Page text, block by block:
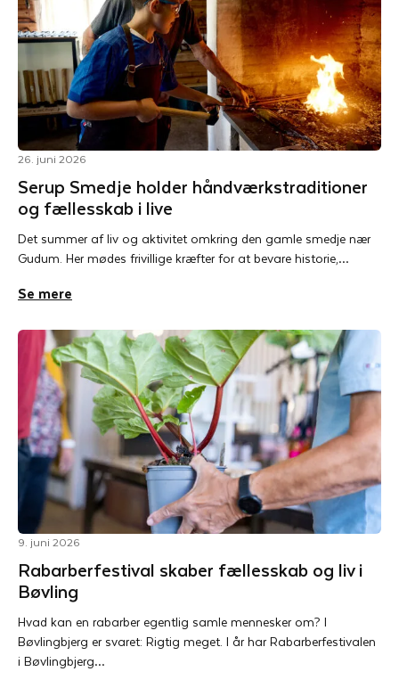
Serup Smedje holder håndværkstraditioner
og fællesskab i live
26. juni 2026
Det summer af liv og aktivitet omkring den gamle smedje nær
Gudum. Her mødes frivillige kræfter for at bevare historie,…
Se mere
Rabarberfestival skaber fællesskab og liv i
Bøvling
9. juni 2026
Hvad kan en rabarber egentlig samle mennesker om? I
Bøvlingbjerg er svaret: Rigtig meget. I år har Rabarberfestivalen
i Bøvlingbjerg…